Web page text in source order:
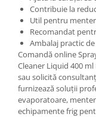
Contribuie la
Util pentru
Recomandat
Ambalaj practic
Comandă online
Cleaner Liquid 400
sau solicită
furnizează soluții
evaporatoare,
echipamente frig